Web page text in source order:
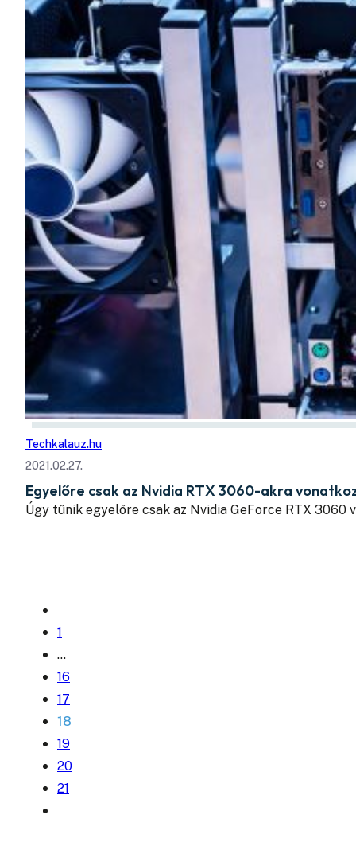
Techkalauz.hu
2021.02.27.
Egyelőre csak az Nvidia RTX 3060-akra
Úgy tűnik egyelőre csak az Nvidia GeForce RTX
1
…
16
17
18
19
20
21